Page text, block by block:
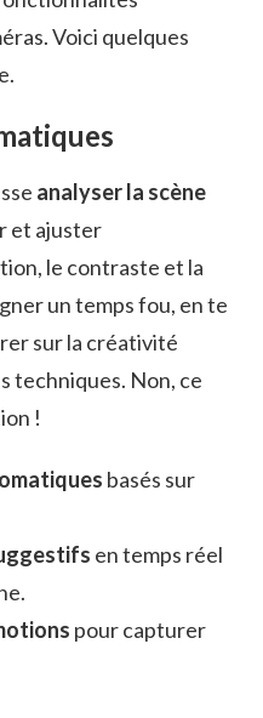
Voici quelques
analyser la scène
et ajuster
le contraste et la
un temps fou, en te
sur la créativité
techniques. Non, ce
!
basés sur
en temps réel
pour capturer